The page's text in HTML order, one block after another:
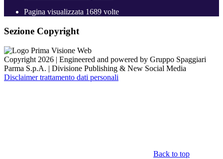
Pagina visualizzata 1689 volte
Sezione Copyright
Copyright 2026 | Engineered and powered by Gruppo Spaggiari
Parma S.p.A. | Divisione Publishing & New Social Media
Disclaimer trattamento dati personali
Back to top